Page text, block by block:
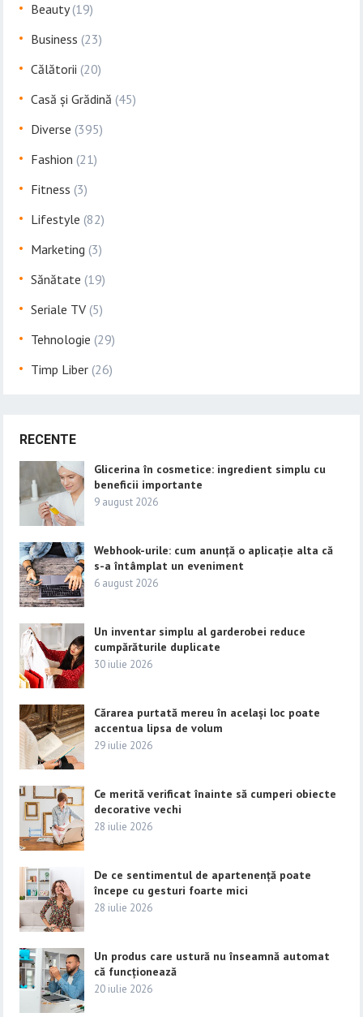
Beauty(19)
Business (23)
Călătorii (20)
Casă și Grădină (45)
Diverse (395)
Fashion (21)
Fitness (3)
Lifestyle (82)
Marketing (3)
Sănătate (19)
Seriale TV (5)
Tehnologie (29)
Timp Liber (26)
RECENTE
Glicerina în cosmetice: ingredient simplu cu
beneficii importante
9 august 2026
Webhook-urile: cum anunță o aplicație alta că
s-a întâmplat un eveniment
6 august 2026
Un inventar simplu al garderobei reduce
cumpărăturile duplicate
30 iulie 2026
Cărarea purtată mereu în același loc poate
accentua lipsa de volum
29 iulie 2026
Ce merită verificat înainte să cumperi obiecte
decorative vechi
28 iulie 2026
De ce sentimentul de apartenență poate
începe cu gesturi foarte mici
28 iulie 2026
Un produs care ustură nu înseamnă automat
că funcționează
20 iulie 2026